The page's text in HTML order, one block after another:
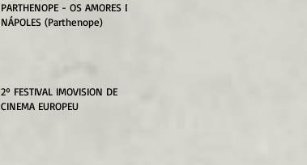
PARTHENOPE - OS AMORES DE
NÁPOLES (Parthenope)
2º FESTIVAL IMOVISION DE
CINEMA EUROPEU